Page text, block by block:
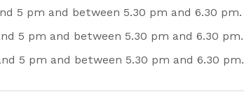
5 pm and between 5.30 pm and 6.30 pm.
5 pm and between 5.30 pm and 6.30 pm.
5 pm and between 5.30 pm and 6.30 pm.